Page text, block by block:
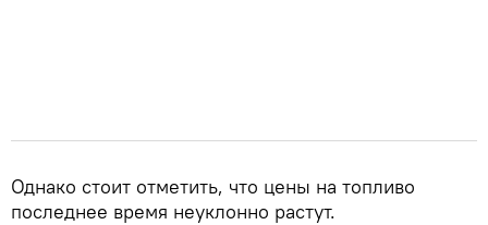
Однако стоит отметить, что цены на топливо
последнее время неуклонно растут.